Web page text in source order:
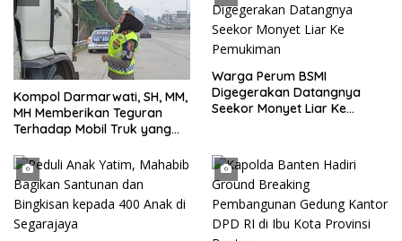
Kompol Darmarwati, SH, MM,
MH Memberikan Teguran
Terhadap Mobil Truk yang
Tanggerang Kota
Warga Perum BSMI
Digegerakan Datangnya
Seekor Monyet Liar Ke